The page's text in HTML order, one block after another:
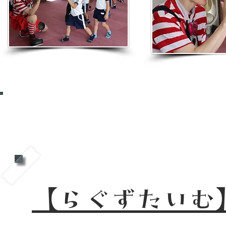
【らぐずたいむ